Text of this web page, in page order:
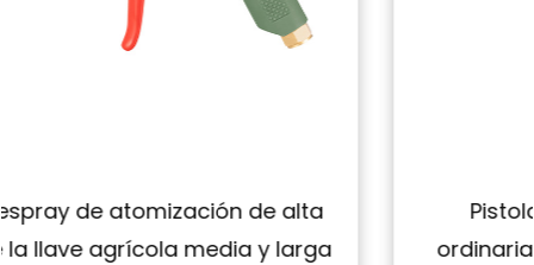
Pistola corta a prueba de viento
ordinaria, pistola agrícola con llave de